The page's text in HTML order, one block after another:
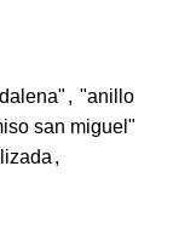
, "anillo
san miguel"
,